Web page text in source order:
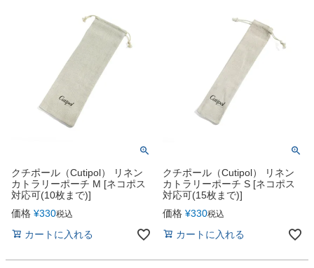
クチポール（Cutipol） リネン
カトラリーポーチ M [ネコポス
対応可(10枚まで)]
価格 ¥330税込
カートに入れる
クチポール（Cutipol） リネン
カトラリーポーチ S [ネコポス
対応可(15枚まで)]
価格 ¥330税込
カートに入れる